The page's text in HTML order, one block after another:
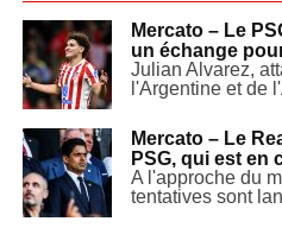
Mercato – Le
un échange
Julian Alvarez,
l'Argentine et de
Mercato – Le
PSG, qui est en
A l'approche du
tentatives sont